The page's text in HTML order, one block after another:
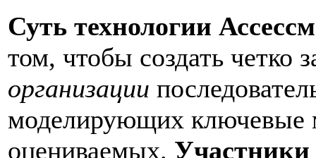
Суть технологии
том, чтобы создать четко
организации
моделирующих ключевые
оцениваемых. Участники